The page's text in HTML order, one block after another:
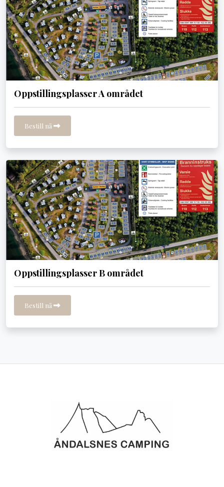
Oppstillingsplasser A området
Bestill nå
Oppstillingsplasser B området
Bestill nå